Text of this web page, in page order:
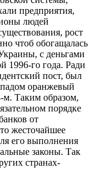
предприятия,
людей
рост
чтоб обогащалась
с деньгами
1996-го года. Ради
пост, был
оранжевый
м. Таким образом,
порядке
от
жесточайшее
его выполнения
законы. Так
странах-